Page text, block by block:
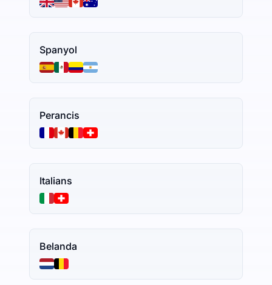
Spanyol
Perancis
Italians
Belanda